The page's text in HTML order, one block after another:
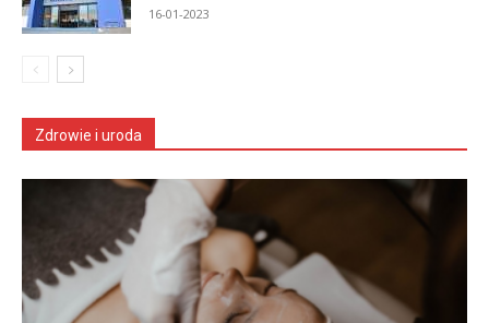
16-01-2023
Zdrowie i uroda